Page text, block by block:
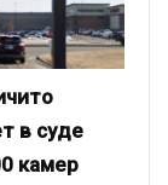
в суде
камер